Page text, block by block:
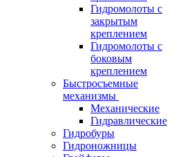
Гидромолоты с
закрытым
креплением
Гидромолоты с
боковым
креплением
Быстросъемные
механизмы
Механические
Гидравлические
Гидробуры
Гидроножницы